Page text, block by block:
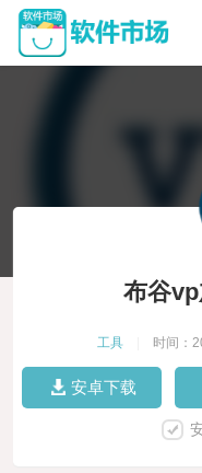
布谷
工具 时间：
安卓下载